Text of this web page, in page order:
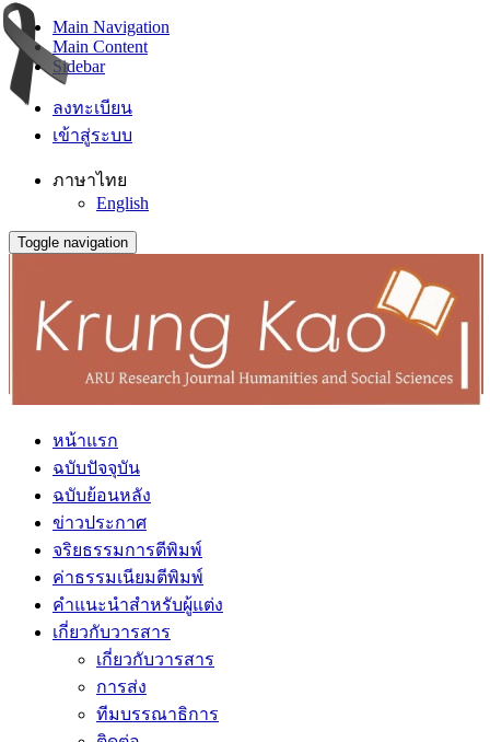
Main Navigation
Main Content
Sidebar
ลงทะเบียน
เข้าสู่ระบบ
ภาษาไทย
English
Toggle navigation
หน้าแรก
ฉบับปัจจุบัน
ฉบับย้อนหลัง
ข่าวประกาศ
จริยธรรมการตีพิมพ์
ค่าธรรมเนียมตีพิมพ์
คำแนะนำสำหรับผู้แต่ง
เกี่ยวกับวารสาร
เกี่ยวกับวารสาร
การส่ง
ทีมบรรณาธิการ